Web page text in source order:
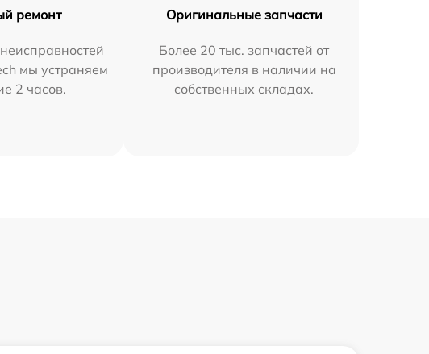
ремонт
мы устраняем
2 часов.
Оригинальные запчасти
Более 20 тыс. запчастей от
производителя в наличии на
собственных складах.